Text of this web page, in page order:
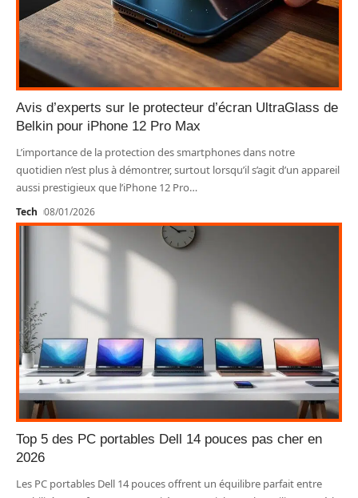
Avis d’experts sur le protecteur d’écran UltraGlass de
Belkin pour iPhone 12 Pro Max
L’importance de la protection des smartphones dans notre
quotidien n’est plus à démontrer, surtout lorsqu’il s’agit d’un appareil
aussi prestigieux que l’iPhone 12 Pro…
Tech 08/01/2026
Top 5 des PC portables Dell 14 pouces pas cher en
2026
Les PC portables Dell 14 pouces offrent un équilibre parfait entre